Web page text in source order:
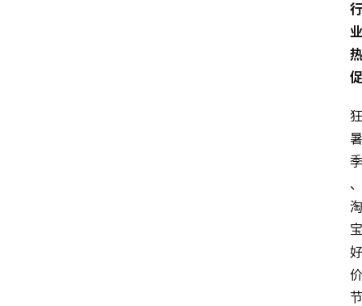
行
业
热
促
狂
暑
季
、
淘
宝
好
价
节